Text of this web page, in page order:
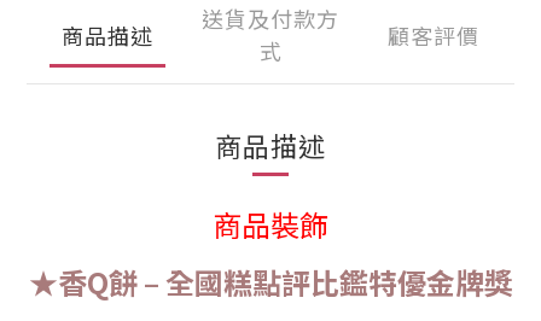
商品描述
送貨及付款方
式
顧客評價
商品描述
商品裝飾
★香Q餅 – 全國糕點評比鑑特優金牌獎